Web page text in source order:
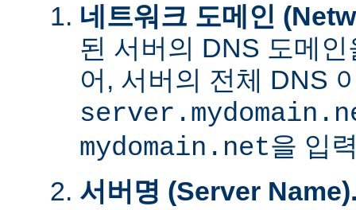
네트워크 도메인
된 서버의 DNS 도메
어, 서버의 전체 DNS
mydomain.net을 입
서버명 (Server